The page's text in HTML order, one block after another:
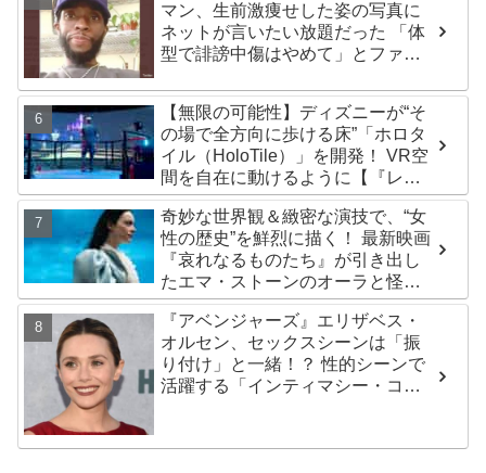
マン、生前激痩せした姿の写真に
ネットが言いたい放題だった 「体
型で誹謗中傷はやめて」とファン
【無限の可能性】ディズニーが“そ
の場で全方向に歩ける床”「ホロタ
イル（HoloTile）」を開発！ VR空
間を自在に動けるように【『レデ
ィプレ』実現への大きな一歩？】
奇妙な世界観＆緻密な演技で、“女
性の歴史”を鮮烈に描く！ 最新映画
『哀れなるものたち』が引き出し
たエマ・ストーンのオーラと怪
演、そして緻密すぎる演技力！ こ
れは女性の“自由意志”の物語［レビ
ュー＆解説］
『アベンジャーズ』エリザベス・
オルセン、セックスシーンは「振
り付け」と一緒！？ 性的シーンで
活躍する「インティマシー・コー